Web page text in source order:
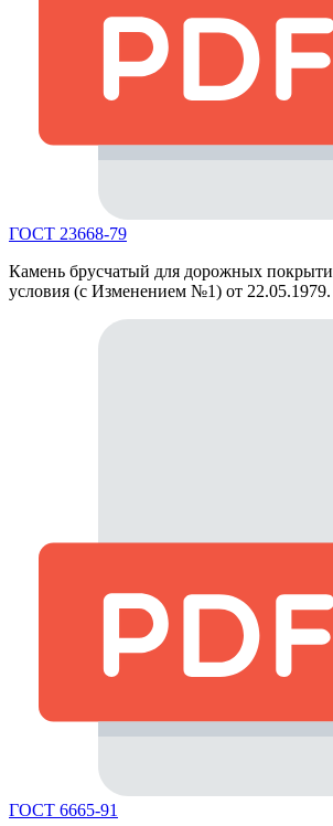
ГОСТ 23668-79
Камень брусчатый для дорожных
условия (с Изменением №1) от 22.05.1979.
ГОСТ 6665-91